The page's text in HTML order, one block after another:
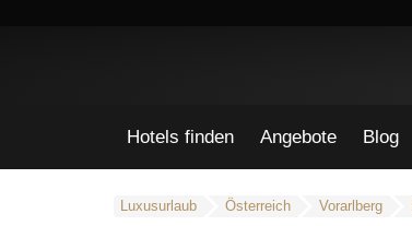
Hotels finden Angebote Blog
Luxusurlaub Österreich Vorarlberg